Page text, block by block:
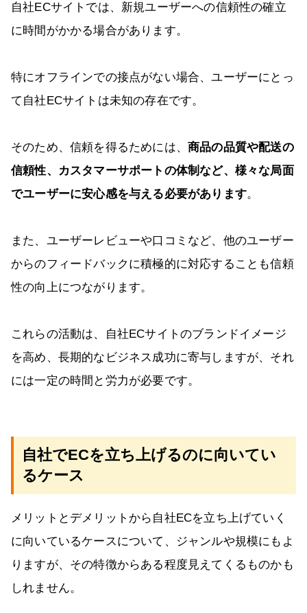
自社ECサイトでは、新規ユーザーへの信頼性の確立
に時間がかかる場合があります。
特にオフラインでの接点がない場合、ユーザーにとっ
て自社ECサイトは未知の存在です。
そのため、信頼を得るためには、 商品の品質や配送の
信頼性、カスタマーサポートの体制など、様々な局面
でユーザーに安心感を与える必要があります。
また、ユーザーレビューや口コミなど、他のユーザー
からのフィードバックに積極的に対応することも信頼
性の向上につながります。
これらの活動は、自社ECサイトのブランドイメージ
を高め、長期的なビジネス成功に寄与しますが、それ
には一定の時間と労力が必要です。
自社でECを立ち上げるのに向いてい
るケース
メリットとデメリットから自社ECを立ち上げていく
に向いているケースについて、ジャンルや規模にもよ
りますが、その特徴からある程度見えてくるものかも
しれません。